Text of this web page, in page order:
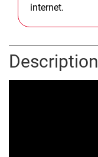
internet.
Description